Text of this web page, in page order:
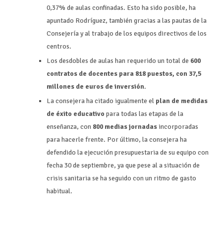
0,37% de aulas confinadas. Esto ha sido posible, ha
apuntado Rodríguez, también gracias a las pautas de la
Consejería y al trabajo de los equipos directivos de los
centros.
Los desdobles de aulas han requerido un total de 600
contratos de docentes para 818 puestos, con 37,5
millones de euros de inversión.
La consejera ha citado igualmente el plan de medidas
de éxito educativo para todas las etapas de la
enseñanza, con 800 medias jornadas incorporadas
para hacerle frente. Por último, la consejera ha
defendido la ejecución presupuestaria de su equipo con
fecha 30 de septiembre, ya que pese al a situación de
crisis sanitaria se ha seguido con un ritmo de gasto
habitual.